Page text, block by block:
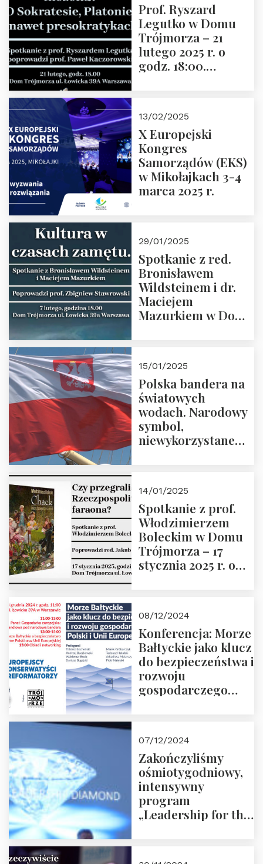
Prof. Ryszard
Legutko w Domu
Trójmorza – 21
lutego 2025 r. o
godz. 18:00.
Zapraszamy
13/02/2025
X Europejski
Kongres
Samorządów (EKS)
w Mikołajkach 3-4
marca 2025 r.
29/01/2025
Spotkanie z red.
Bronisławem
Wildsteinem i dr.
Maciejem
Mazurkiem w Domu
Prowadzi prof.
Zbigniew
Stawrowski
15/01/2025
Polska bandera na
światowych
wodach. Narodowy
symbol,
niewykorzystane
14/01/2025
Spotkanie z prof.
Włodzimierzem
Boleckim w Domu
Trójmorza – 17
stycznia 2025 r. o
08/12/2024
Konferencja: Morze
Bałtyckie jako klucz
do bezpieczeństwa i
rozwoju
gospodarczego
ZAPRASZAMY
07/12/2024
Zakończyliśmy
ośmiotygodniowy,
intensywny
program
„Leadership for the